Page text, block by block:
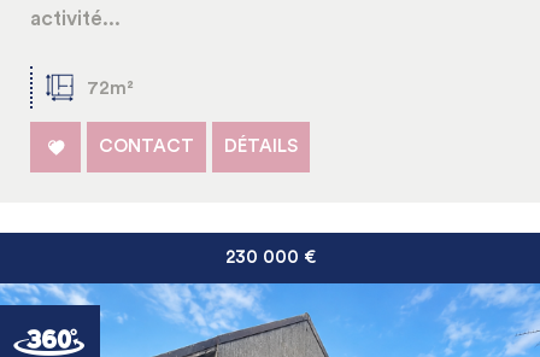
activité...
72m²
CONTACT DÉTAILS
230 000 €